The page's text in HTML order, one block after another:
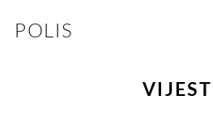
POLIS
VIJESTI